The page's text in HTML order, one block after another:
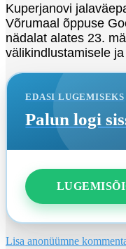
Kuperjanovi
Võrumaal õppuse
nädalat alates 23.
välikindlustamisele
EDASI LUGEMISEKS
Palun logi
Lisa anonüümne